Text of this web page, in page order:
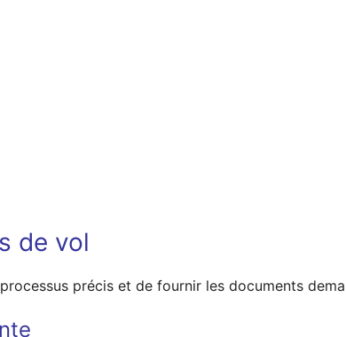
de vol
précis et de fournir les documents